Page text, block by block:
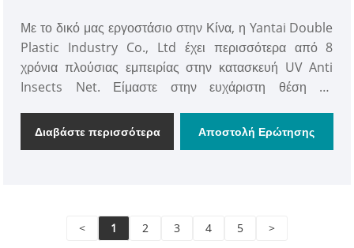
Με το δικό μας εργοστάσιο στην Κίνα, η Yantai Double
Plastic Industry Co., Ltd έχει περισσότερα από 8
χρόνια πλούσιας εμπειρίας στην κατασκευή UV Anti
Insects Net. Είμαστε στην ευχάριστη θέση να
ποιότητας σύμφωνα με τις ανάγκες του πελάτη σε
προσιτές τιμές. Το Double Plastic® Insect Net for
τα φρούτα, τα λαχανικά, τις καλλιέργειες και τα φυτά σας
Διαβάστε περισσότερα Αποστολή Ερώτησης
< 1 2 3 4 5 >